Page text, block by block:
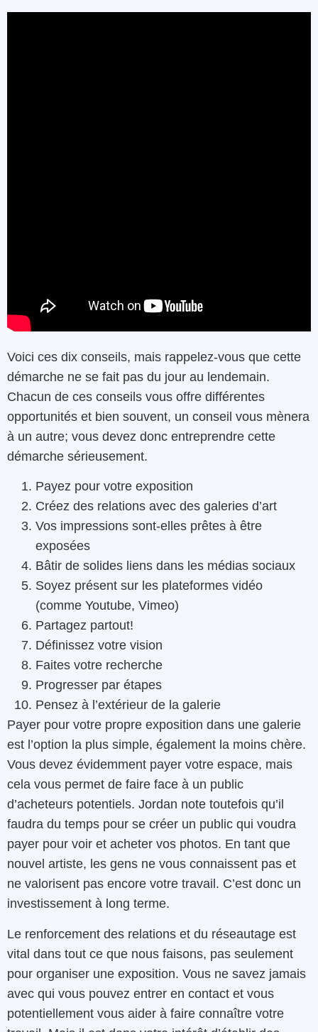
Voici ces dix conseils, mais rappelez-vous que cette
démarche ne se fait pas du jour au lendemain.
Chacun de ces conseils vous offre différentes
opportunités et bien souvent, un conseil vous mènera
à un autre; vous devez donc entreprendre cette
démarche sérieusement.
Payez pour votre exposition
Créez des relations avec des galeries d’art
Vos impressions sont-elles prêtes à être
exposées
Bâtir de solides liens dans les médias sociaux
Soyez présent sur les plateformes vidéo
(comme Youtube, Vimeo)
Partagez partout!
Définissez votre vision
Faites votre recherche
Progresser par étapes
Pensez à l’extérieur de la galerie
Payer pour votre propre exposition dans une galerie
est l’option la plus simple, également la moins chère.
Vous devez évidemment payer votre espace, mais
cela vous permet de faire face à un public
d’acheteurs potentiels. Jordan note toutefois qu’il
faudra du temps pour se créer un public qui voudra
payer pour voir et acheter vos photos. En tant que
nouvel artiste, les gens ne vous connaissent pas et
ne valorisent pas encore votre travail. C’est donc un
investissement à long terme.
Le renforcement des relations et du réseautage est
vital dans tout ce que nous faisons, pas seulement
pour organiser une exposition. Vous ne savez jamais
avec qui vous pouvez entrer en contact et vous
potentiellement vous aider à faire connaître votre